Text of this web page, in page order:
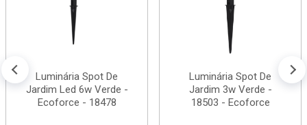
Luminária Spot De
Jardim Led 6w Verde -
Ecoforce - 18478
Luminária Spot De
Jardim 3w Verde -
18503 - Ecoforce